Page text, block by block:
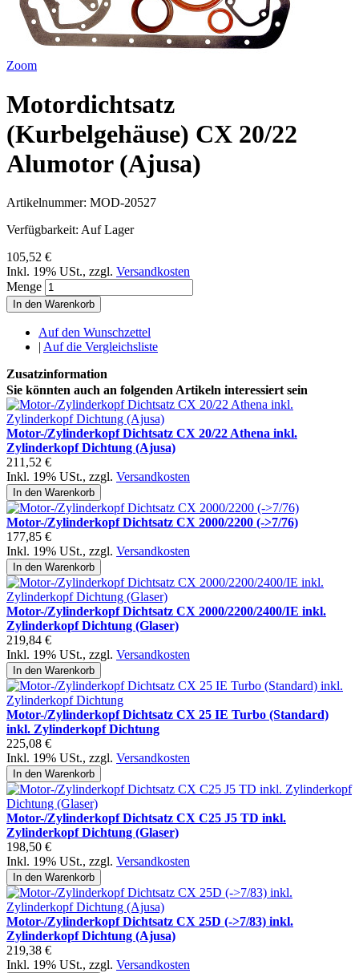
Zoom
Motordichtsatz
(Kurbelgehäuse) CX 20/22
Alumotor (Ajusa)
Artikelnummer: MOD-20527
Verfügbarkeit: Auf Lager
105,52 €
Inkl. 19% USt., zzgl. Versandkosten
Menge
In den Warenkorb
Auf den Wunschzettel
| Auf die Vergleichsliste
Zusatzinformation
Sie könnten auch an folgenden Artikeln interessiert sein
Motor-/Zylinderkopf Dichtsatz CX 20/22 Athena inkl.
Zylinderkopf Dichtung (Ajusa)
211,52 €
Inkl. 19% USt., zzgl. Versandkosten
In den Warenkorb
Motor-/Zylinderkopf Dichtsatz CX 2000/2200 (->7/76)
177,85 €
Inkl. 19% USt., zzgl. Versandkosten
In den Warenkorb
Motor-/Zylinderkopf Dichtsatz CX 2000/2200/2400/IE inkl.
Zylinderkopf Dichtung (Glaser)
219,84 €
Inkl. 19% USt., zzgl. Versandkosten
In den Warenkorb
Motor-/Zylinderkopf Dichtsatz CX 25 IE Turbo (Standard)
inkl. Zylinderkopf Dichtung
225,08 €
Inkl. 19% USt., zzgl. Versandkosten
In den Warenkorb
Motor-/Zylinderkopf Dichtsatz CX C25 J5 TD inkl.
Zylinderkopf Dichtung (Glaser)
198,50 €
Inkl. 19% USt., zzgl. Versandkosten
In den Warenkorb
Motor-/Zylinderkopf Dichtsatz CX 25D (->7/83) inkl.
Zylinderkopf Dichtung (Ajusa)
219,38 €
Inkl. 19% USt., zzgl. Versandkosten